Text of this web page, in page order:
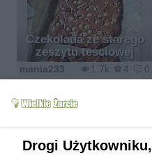
Czekolada ze starego
zeszytu teściowej
1.7k 4 0
mania233
Drogi Użytkowniku,